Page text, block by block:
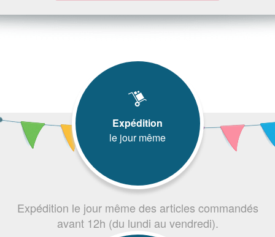
Expédition
le jour même
Expédition le jour même des articles commandés
avant 12h (du lundi au vendredi).